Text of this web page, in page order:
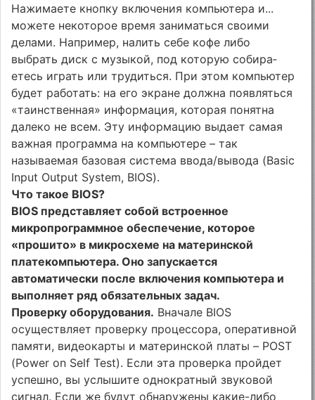
Нажимаете кнопку включения компьютера и...
можете некоторое время заниматься своими
делами. Например, налить себе кофе либо
выбрать диск с музыкой, под которую собира­
етесь играть или трудиться. При этом компьютер
будет работать: на его экране должна появляться
«таинственная» информация, которая понятна
далеко не всем. Эту информацию выдает самая
важная программа на компьютере – так
называемая базовая система ввода/вывода (Basic
Input Output System, BIOS).
Что такое BIOS?
BIOS представляет собой встроенное
микропрограммное обеспечение, которое
«прошито» в микросхеме на материнской
платекомпьютера. Оно запускается
автоматически после включения компьютера и
выполняет ряд обязательных задач.
Проверку оборудования. Вначале BIOS
осуществляет проверку процессора, оперативной
памяти, видеокарты и материнской платы – POST
(Power on Self Test). Если эта проверка пройдет
успешно, вы услышите однократный звуковой
сигнал. Если же будут обнаружены какие-либо